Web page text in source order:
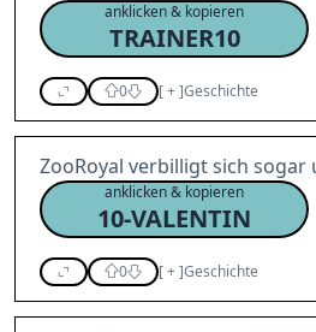
anklicken & kopieren
TRAINER10
0 [+]Geschichte
ZooRoyal verbilligt sich sogar
anklicken & kopieren
10-VALENTIN
0 [+]Geschichte